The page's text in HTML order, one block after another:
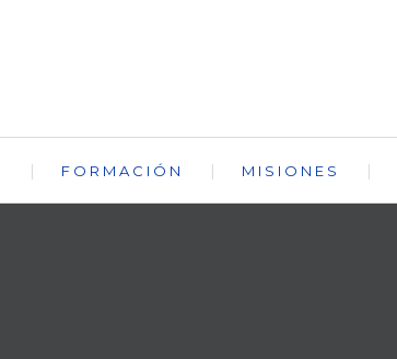
FORMACIÓN MISIONES